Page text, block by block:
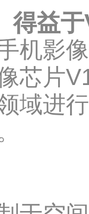
得益
影像
芯片
域进